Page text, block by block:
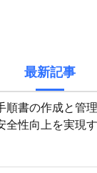
最新記事
順書の作成と管
全性向上を実現